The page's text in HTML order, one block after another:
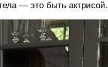
— это быть актрисой.